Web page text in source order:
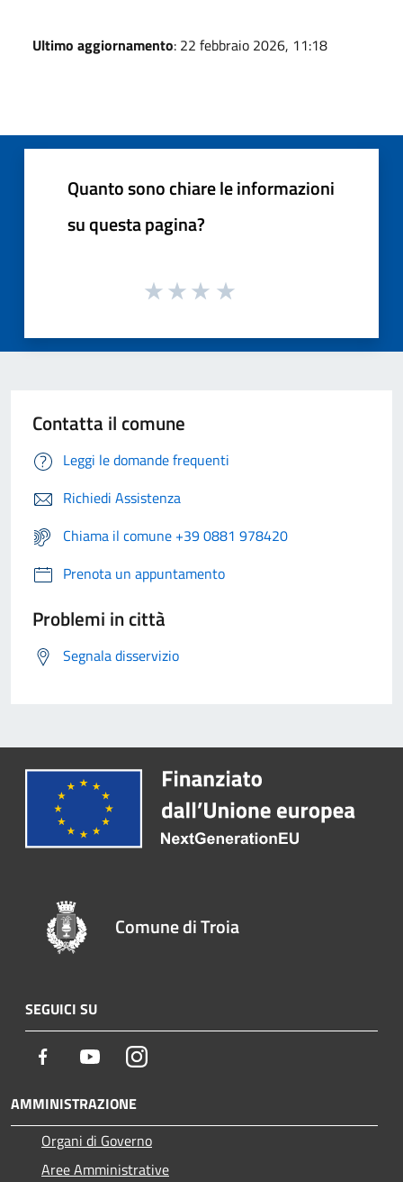
Ultimo aggiornamento: 22 febbraio 2026, 11:18
Quanto sono chiare le informazioni
su questa pagina?
Contatta il comune
Leggi le domande frequenti
Richiedi Assistenza
Chiama il comune +39 0881 978420
Prenota un appuntamento
Problemi in città
Segnala disservizio
Comune di Troia
SEGUICI SU
Facebook YoutubeInstagram
AMMINISTRAZIONE
Organi di Governo
Aree Amministrative